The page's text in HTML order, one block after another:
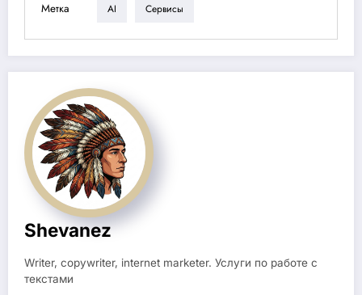
Метка AI Сервисы
Shevanez
Writer, copywriter, internet marketer. Услуги по работе с
текстами